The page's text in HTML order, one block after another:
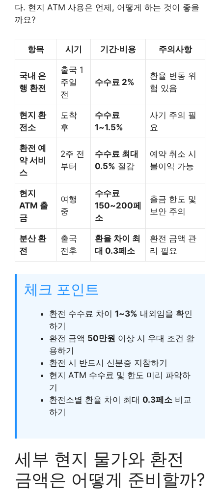
다. 현지 ATM 사용은 언제, 어떻게 하는 것이 좋을
까요?
항목 시기 기간·비용 주의사항
국내 은
행 환전
출국 1
주일
전
수수료 2%
환율 변동 위
험 있음
현지 환
전소
도착
후
수수료
1~1.5%
사기 주의 필
요
환전 예
약 서비
스
2주 전
부터
수수료 최대
0.5% 절감
예약 취소 시
불이익 가능
현지
ATM 출
금
여행
중
수수료
150~200페
소
출금 한도 및
보안 주의
분산 환
전
출국
전후
환율 차이 최
대 0.3페소
환전 금액 관
리 필요
체크 포인트
환전 수수료 차이 1~3% 내외임을 확인
하기
환전 금액 50만원 이상 시 우대 조건 활
용하기
환전 시 반드시 신분증 지참하기
현지 ATM 수수료 및 한도 미리 파악하
기
환전소별 환율 차이 최대 0.3페소 비교
하기
세부 현지 물가와 환전
금액은 어떻게 준비할까?